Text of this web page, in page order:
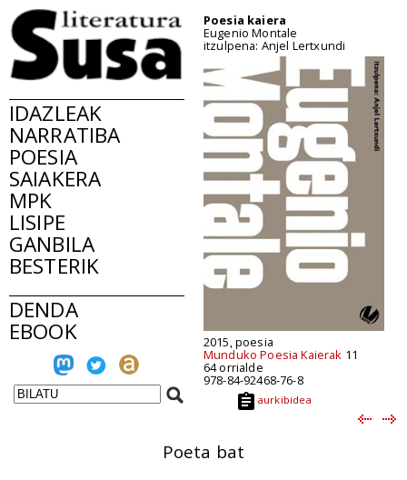
IDAZLEAK
NARRATIBA
POESIA
SAIAKERA
MPK
LISIPE
GANBILA
BESTERIK
DENDA
EBOOK
Poesia kaiera
Eugenio Montale
itzulpena: Anjel Lertxundi
2015, poesia
Munduko Poesia Kaierak 11
64 orrialde
978-84-92468-76-8
aurkibidea
Poeta bat